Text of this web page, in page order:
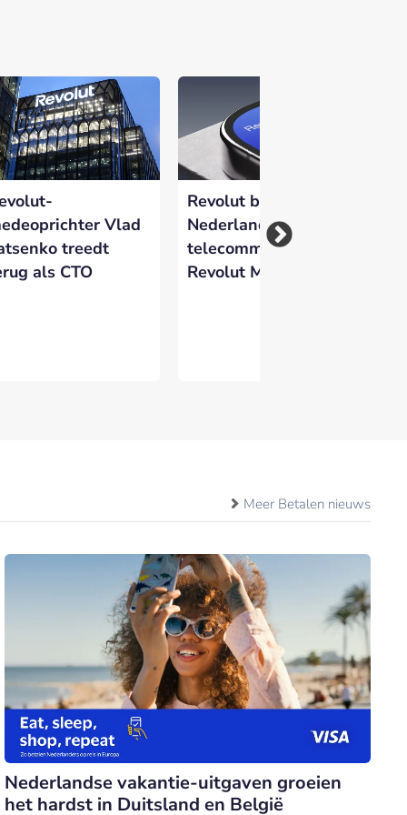
en zichtbaar te maken op
Vlad
treedt
als CTO
Revolut betreedt
Nederlandse
telecommarkt met
Revolut Mobile
Meer Betalen nieuws
Nederlandse vakantie-uitgaven groeien
het hardst in Duitsland en België